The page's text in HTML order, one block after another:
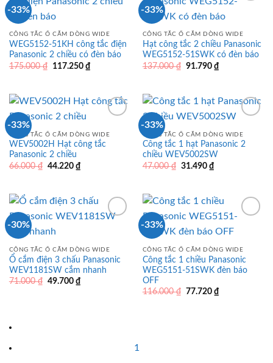
-33%
CÔNG TẮC Ổ CẮM DÒNG WIDE
WEG5152-51KH công tắc điện
Panasonic 2 chiều có đèn báo
175.000₫
Giá
117.250 ₫Giá
hiện
117.250 ₫.
-33%
CÔNG TẮC Ổ CẮM DÒNG WIDE
Hạt công tắc 2 chiều Panasonic
WEG5152-51SWK có đèn báo
137.000₫ Giá
91.790 ₫Giá
hiện
91.790 ₫.
-33%
CÔNG TẮC Ổ CẮM DÒNG WIDE
WEV5002H Hạt công tắc
Panasonic 2 chiều
66.000₫ Giá
44.220 ₫Giá
hiện
44.220 ₫.
-33%
CÔNG TẮC Ổ CẮM DÒNG WIDE
Công tắc 1 hạt Panasonic 2
chiều WEV5002SW
47.000₫ Giá
31.490 ₫Giá
hiện
31.490 ₫.
-30%
CÔNG TẮC Ổ CẮM DÒNG WIDE
Ổ cắm điện 3 chấu Panasonic
WEV1181SW cắm nhanh
71.000₫ Giá
49.700 ₫Giá
-33%
CÔNG TẮC Ổ CẮM DÒNG WIDE
Công tắc 1 chiều Panasonic
WEG5151-51SWK đèn báo
OFF
116.000₫ Giá
77.720 ₫Giá
1